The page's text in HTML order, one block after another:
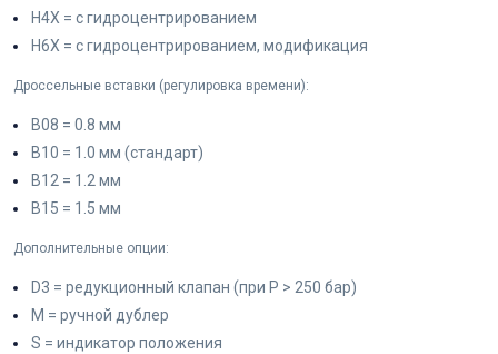
H4X = с гидроцентрированием
H6X = с гидроцентрированием, модификация
Дроссельные вставки (регулировка времени):
B08 = 0.8 мм
B10 = 1.0 мм (стандарт)
B12 = 1.2 мм
B15 = 1.5 мм
Дополнительные опции:
D3 = редукционный клапан (при P > 250 бар)
M = ручной дублер
S = индикатор положения